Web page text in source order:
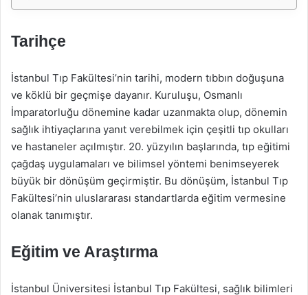
Tarihçe
İstanbul Tıp Fakültesi’nin tarihi, modern tıbbın doğuşuna
ve köklü bir geçmişe dayanır. Kuruluşu, Osmanlı
İmparatorluğu dönemine kadar uzanmakta olup, dönemin
sağlık ihtiyaçlarına yanıt verebilmek için çeşitli tıp okulları
ve hastaneler açılmıştır. 20. yüzyılın başlarında, tıp eğitimi
çağdaş uygulamaları ve bilimsel yöntemi benimseyerek
büyük bir dönüşüm geçirmiştir. Bu dönüşüm, İstanbul Tıp
Fakültesi’nin uluslararası standartlarda eğitim vermesine
olanak tanımıştır.
Eğitim ve Araştırma
İstanbul Üniversitesi İstanbul Tıp Fakültesi, sağlık bilimleri